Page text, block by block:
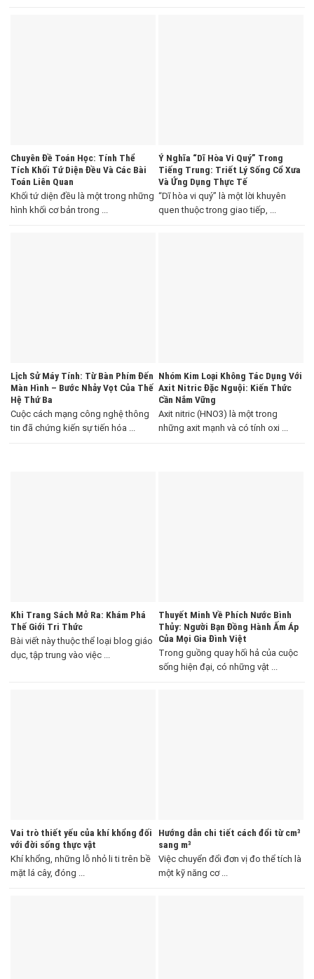
Chuyên Đề Toán Học: Tính Thể
Tích Khối Tứ Diện Đều Và Các Bài
Toán Liên Quan
Khối tứ diện đều là một trong những
hình khối cơ bản trong ...
Ý Nghĩa “Dĩ Hòa Vi Quý” Trong
Tiếng Trung: Triết Lý Sống Cổ Xưa
Và Ứng Dụng Thực Tế
“Dĩ hòa vi quý” là một lời khuyên
quen thuộc trong giao tiếp, ...
Lịch Sử Máy Tính: Từ Bàn Phím Đến
Màn Hình – Bước Nhảy Vọt Của Thế
Hệ Thứ Ba
Cuộc cách mạng công nghệ thông
tin đã chứng kiến sự tiến hóa ...
Nhóm Kim Loại Không Tác Dụng Với
Axit Nitric Đặc Nguội: Kiến Thức
Cần Nắm Vững
Axit nitric (HNO3) là một trong
những axit mạnh và có tính oxi ...
Khi Trang Sách Mở Ra: Khám Phá
Thế Giới Tri Thức
Bài viết này thuộc thể loại blog giáo
dục, tập trung vào việc ...
Thuyết Minh Về Phích Nước Bình
Thủy: Người Bạn Đồng Hành Ấm Áp
Của Mọi Gia Đình Việt
Trong guồng quay hối hả của cuộc
sống hiện đại, có những vật ...
Vai trò thiết yếu của khí khổng đối
với đời sống thực vật
Khí khổng, những lỗ nhỏ li ti trên bề
mặt lá cây, đóng ...
Hướng dẫn chi tiết cách đổi từ cm³
sang m³
Việc chuyển đổi đơn vị đo thể tích là
một kỹ năng cơ ...